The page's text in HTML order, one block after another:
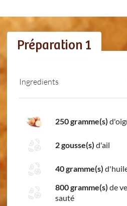
Préparation 1
Ingredients
250 gramme(s)
2 gousse(s) d'ail
40 gramme(s)
800 gramme(s) de
sauté